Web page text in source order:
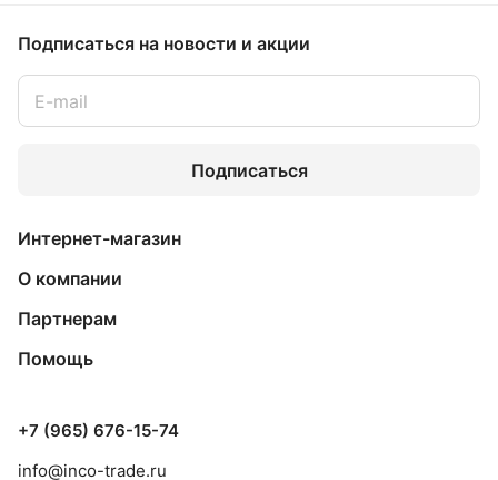
Подписаться на новости и акции
Подписаться
Интернет-магазин
О компании
Партнерам
Помощь
+7 (965) 676-15-74
info@inco-trade.ru